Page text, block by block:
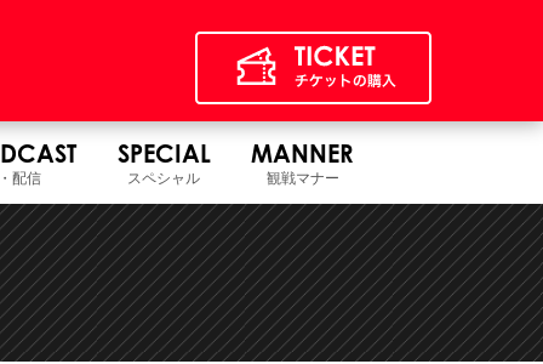
配信
SPECIAL
スペシャル
MANNER
観戦マナー